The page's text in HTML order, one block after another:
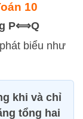
10
P⟺Q
biểu như
khi và chỉ
tổng hai